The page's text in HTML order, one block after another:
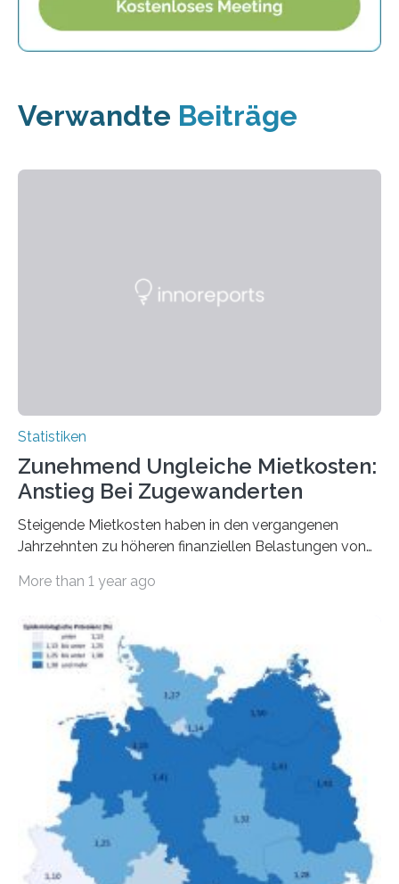
Verwandte Beiträge
Statistiken
Zunehmend Ungleiche Mietkosten:
Anstieg Bei Zugewanderten
Steigende Mietkosten haben in den vergangenen
Jahrzehnten zu höheren finanziellen Belastungen von
Bundesinstitut für Bevölkerungsforschung (BiB)
gesamten Einkommen zwischen 1990 und 2020 für
unterschiedliche Einkommensgruppen sowie für in
Deutschland geborene Menschen und Zugewanderte
verändert hat. Das Ergebnis: Während Personen mit
hohen Einkommen (oberstes Quintil der Verteilung der
Nettoäquivalenzeinkommen) nur einen moderaten
Anstieg des Mietanteils am Gesamteinkommen
hinnehmen mussten, nahm die Belastung bei
Menschen mit…
More than 1 year ago